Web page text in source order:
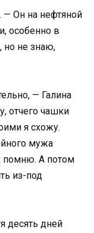
— Он на нефтяной
особенно в
но не знаю,
— Галина
отчего чашки
я схожу.
мужа
помню. А потом
из-под
десять дней